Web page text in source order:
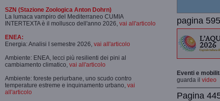
SZN (Stazione Zoologica Anton Dohrn)
La lumaca vampiro del Mediterraneo CUMIA
INTERTEXTA è il mollusco dell'anno 2026, vai all'articolo
ENEA:
Energia: Analisi I semestre 2026, vai all'articolo
Ambiente: ENEA, lecci più resilienti dei pini al
cambiamento climatico, vai all'articolo
Ambiente: foreste periurbane, uno scudo contro
temperature estreme e inquinamento urbano, vai
all'articolo
pagina
Eventi e
guarda il video
Pagina